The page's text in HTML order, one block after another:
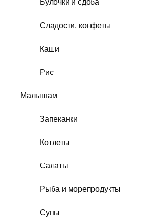
Булочки и сдоба
Сладости, конфеты
Каши
Рис
Малышам
Запеканки
Котлеты
Салаты
Рыба и морепродукты
Супы